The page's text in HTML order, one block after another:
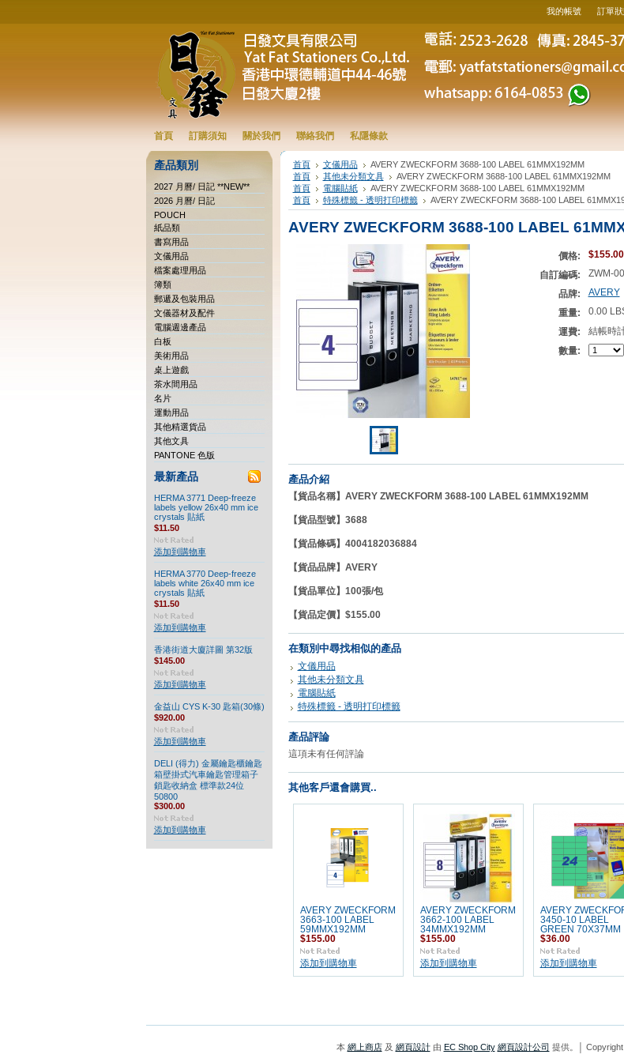
我的帳號 訂單
首頁 訂購須知 關於我們 聯絡我們 私隱條款
產品類別
2027 月曆/ 日記 **NEW**
2026 月曆/ 日記
POUCH
紙品類
書寫用品
文儀用品
檔案處理用品
簿類
郵遞及包裝用品
文儀器材及配件
電腦週邊產品
白板
美術用品
桌上遊戲
茶水間用品
名片
運動用品
其他精選貨品
其他文具
PANTONE 色版
最新產品
HERMA 3771 Deep-freeze
labels yellow 26x40 mm ice
crystals 貼紙
$11.50
添加到購物車
HERMA 3770 Deep-freeze
labels white 26x40 mm ice
crystals 貼紙
$11.50
添加到購物車
香港街道大廈詳圖 第32版
$145.00
添加到購物車
金益山 CYS K-30 匙箱(30條)
$920.00
添加到購物車
DELI (得力) 金屬鑰匙櫃鑰匙
箱壁掛式汽車鑰匙管理箱子
鎖匙收納盒 標準款24位
50800
$300.00
添加到購物車
首頁 文儀用品
AVERY ZWECKFORM 3688-100 LABEL 61MMX192MM
首頁
其他未分類文具
AVERY ZWECKFORM 3688-100 LABEL 61MMX192MM
首頁
電腦貼紙
AVERY ZWECKFORM 3688-100 LABEL 61MMX192MM
首頁
特殊標籤 - 透明打印標籤 AVERY ZWECKFORM 3688-100 LABEL
AVERY ZWECKFORM 3688-100 LABEL
價格:
$155.00
自訂編碼:
ZWM-
品牌:
AVERY
重量:
0.00
運費:
結帳時
數量:
產品介紹
【貨品名稱】AVERY ZWECKFORM 3688-100 LABEL 61MMX192MM
【貨品型號】3688
【貨品條碼】4004182036884
【貨品品牌】 AVERY
【貨品單位】100張/包
【貨品定價】$155.00
在類別中尋找相似的產品
文儀用品
其他未分類文具
電腦貼紙
特殊標籤 - 透明打印標籤
產品評論
這項未有任何評論
其他客戶還會購買..
AVERY ZWECKFORM
3663-100 LABEL
59MMX192MM
$155.00
添加到購物車
AVERY ZWECKFORM
3662-100 LABEL
34MMX192MM
$155.00
添加到購物車
AVERY
3450-10 LABEL
GREEN 70X37MM
$36.00
添加到購物車
本 網上商店 及 網頁設計由 EC Shop City 網頁設計公司 提供。│